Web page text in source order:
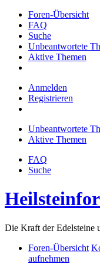
Foren-Übersicht
FAQ
Suche
Unbeantwortete
Aktive Themen
Anmelden
Registrieren
Unbeantwortete
Aktive Themen
FAQ
Suche
Die Kraft der Edelsteine
Foren-Übersicht
aufnehmen